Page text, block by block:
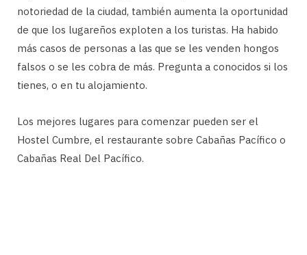
notoriedad de la ciudad, también aumenta la oportunidad
de que los lugareños exploten a los turistas. Ha habido
más casos de personas a las que se les venden hongos
falsos o se les cobra de más. Pregunta a conocidos si los
tienes, o en tu alojamiento.
Los mejores lugares para comenzar pueden ser el
Hostel Cumbre, el restaurante sobre Cabañas Pacífico o
Cabañas Real Del Pacífico.